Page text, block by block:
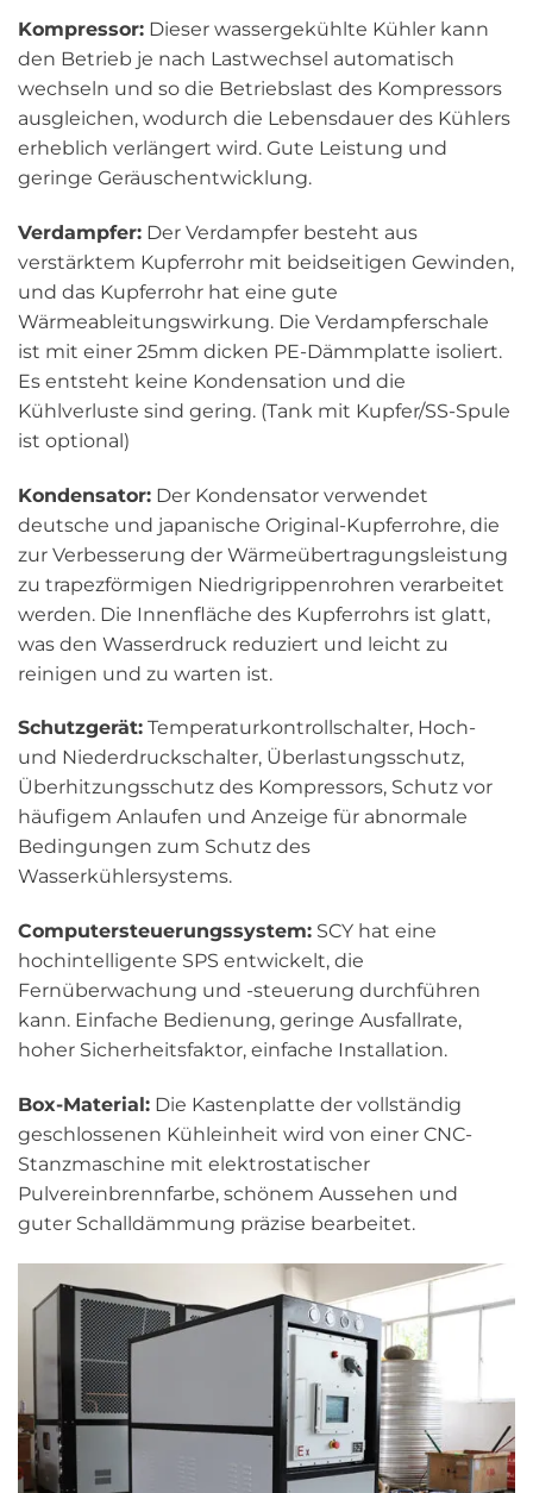
Kompressor: Dieser wassergekühlte Kühler kann
den Betrieb je nach Lastwechsel automatisch
wechseln und so die Betriebslast des Kompressors
ausgleichen, wodurch die Lebensdauer des Kühlers
erheblich verlängert wird. Gute Leistung und
geringe Geräuschentwicklung.
Verdampfer: Der Verdampfer besteht aus
verstärktem Kupferrohr mit beidseitigen Gewinden,
und das Kupferrohr hat eine gute
Wärmeableitungswirkung. Die Verdampferschale
ist mit einer 25mm dicken PE-Dämmplatte isoliert.
Es entsteht keine Kondensation und die
Kühlverluste sind gering. (Tank mit Kupfer/SS-Spule
ist optional)
Kondensator: Der Kondensator verwendet
deutsche und japanische Original-Kupferrohre, die
zur Verbesserung der Wärmeübertragungsleistung
zu trapezförmigen Niedrigrippenrohren verarbeitet
werden. Die Innenfläche des Kupferrohrs ist glatt,
was den Wasserdruck reduziert und leicht zu
reinigen und zu warten ist.
Schutzgerät: Temperaturkontrollschalter, Hoch-
und Niederdruckschalter, Überlastungsschutz,
Überhitzungsschutz des Kompressors, Schutz vor
häufigem Anlaufen und Anzeige für abnormale
Bedingungen zum Schutz des
Wasserkühlersystems.
Computersteuerungssystem: SCY hat eine
hochintelligente SPS entwickelt, die
Fernüberwachung und -steuerung durchführen
kann. Einfache Bedienung, geringe Ausfallrate,
hoher Sicherheitsfaktor, einfache Installation.
Box-Material: Die Kastenplatte der vollständig
geschlossenen Kühleinheit wird von einer CNC-
Stanzmaschine mit elektrostatischer
Pulvereinbrennfarbe, schönem Aussehen und
guter Schalldämmung präzise bearbeitet.